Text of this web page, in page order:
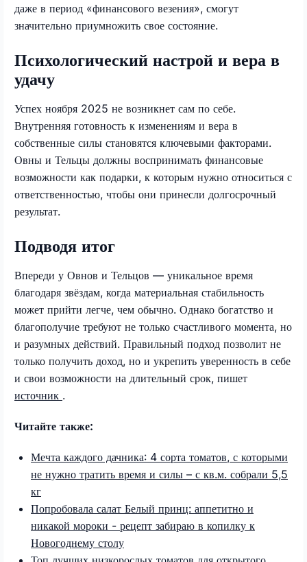
даже в период «финансового везения», смогут
значительно приумножить свое состояние.
Психологический настрой и вера в
удачу
Успех ноября 2025 не возникнет сам по себе.
Внутренняя готовность к изменениям и вера в
собственные силы становятся ключевыми факторами.
Овны и Тельцы должны воспринимать финансовые
возможности как подарки, к которым нужно относиться с
ответственностью, чтобы они принесли долгосрочный
результат.
Подводя итог
Впереди у Овнов и Тельцов — уникальное время
благодаря звёздам, когда материальная стабильность
может прийти легче, чем обычно. Однако богатство и
благополучие требуют не только счастливого момента, но
и разумных действий. Правильный подход позволит не
только получить доход, но и укрепить уверенность в себе
и свои возможности на длительный срок, пишет
источник .
Читайте также:
Мечта каждого дачника: 4 сорта томатов, с которыми
не нужно тратить время и силы – с кв.м. собрали 5,5
кг
Попробовала салат Белый принц: аппетитно и
никакой мороки - рецепт забираю в копилку к
Новогоднему столу